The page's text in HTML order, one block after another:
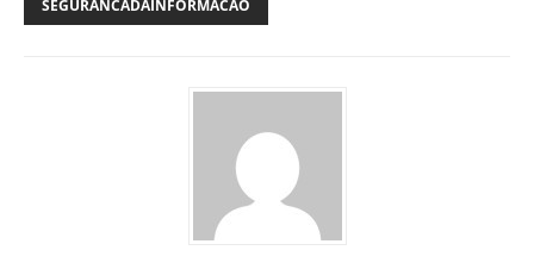
SEGURANCADAINFORMACAO